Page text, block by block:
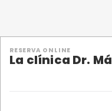
RESERVA ONLINE
La clínica Dr.